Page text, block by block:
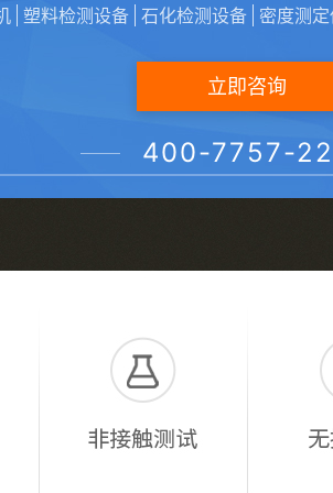
塑料检测设备 石化检测设备 密度测定
立即咨询
400-7757-